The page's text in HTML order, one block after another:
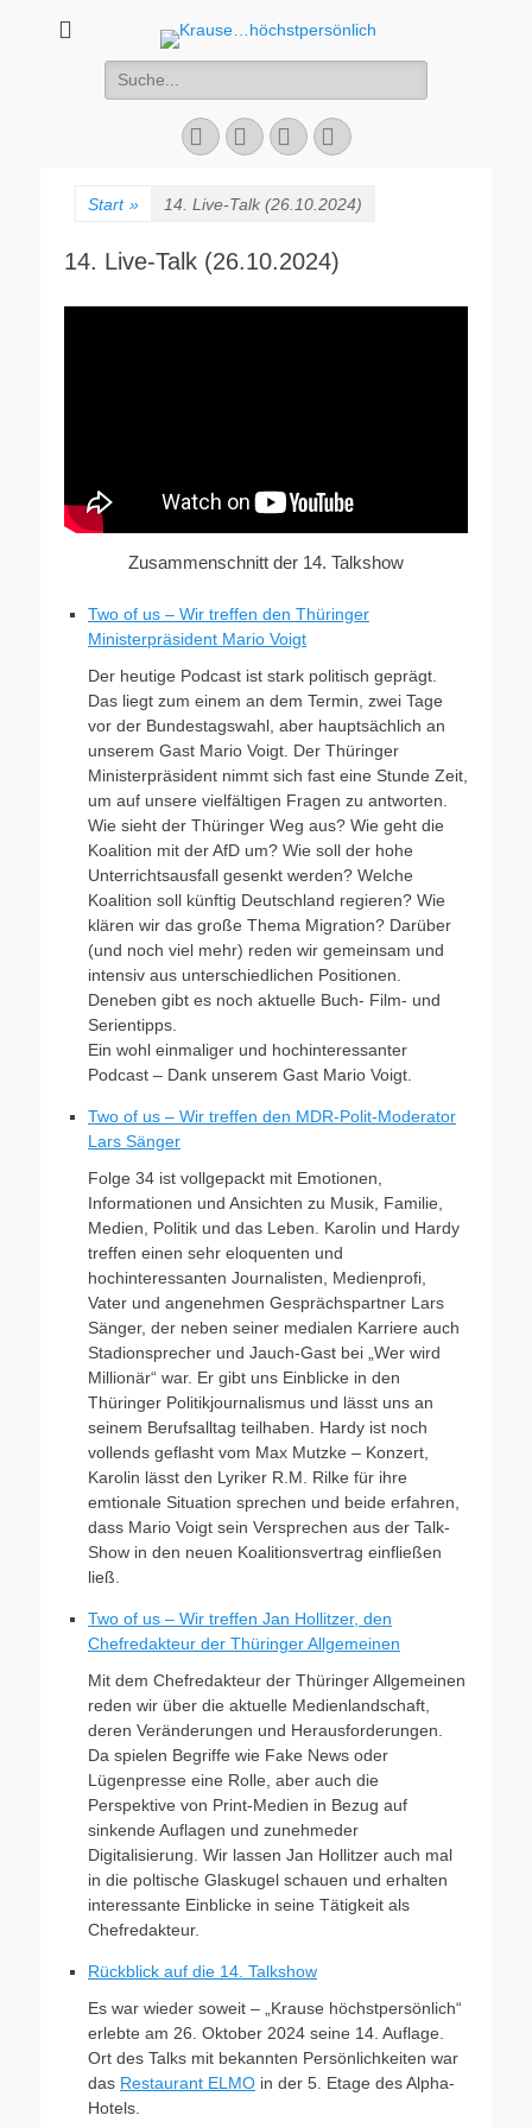
Suchen
nach:
Facebook
E-
Mail
YouTubeInstagram
Start » 14. Live-Talk (26.10.2024)
14. Live-Talk (26.10.2024)
Zusammenschnitt der 14. Talkshow
Two of us – Wir treffen den Thüringer
Ministerpräsident Mario Voigt
Der heutige Podcast ist stark politisch geprägt.
Das liegt zum einem an dem Termin, zwei Tage
vor der Bundestagswahl, aber hauptsächlich an
unserem Gast Mario Voigt. Der Thüringer
Ministerpräsident nimmt sich fast eine Stunde Zeit,
um auf unsere vielfältigen Fragen zu antworten.
Wie sieht der Thüringer Weg aus? Wie geht die
Koalition mit der AfD um? Wie soll der hohe
Unterrichtsausfall gesenkt werden? Welche
Koalition soll künftig Deutschland regieren? Wie
klären wir das große Thema Migration? Darüber
(und noch viel mehr) reden wir gemeinsam und
intensiv aus unterschiedlichen Positionen.
Deneben gibt es noch aktuelle Buch- Film- und
Serientipps.
Ein wohl einmaliger und hochinteressanter
Podcast – Dank unserem Gast Mario Voigt.
Two of us – Wir treffen den MDR-Polit-Moderator
Lars Sänger
Folge 34 ist vollgepackt mit Emotionen,
Informationen und Ansichten zu Musik, Familie,
Medien, Politik und das Leben. Karolin und Hardy
treffen einen sehr eloquenten und
hochinteressanten Journalisten, Medienprofi,
Vater und angenehmen Gesprächspartner Lars
Sänger, der neben seiner medialen Karriere auch
Stadionsprecher und Jauch-Gast bei „Wer wird
Millionär“ war. Er gibt uns Einblicke in den
Thüringer Politikjournalismus und lässt uns an
seinem Berufsalltag teilhaben. Hardy ist noch
vollends geflasht vom Max Mutzke – Konzert,
Karolin lässt den Lyriker R.M. Rilke für ihre
emtionale Situation sprechen und beide erfahren,
dass Mario Voigt sein Versprechen aus der Talk-
Show in den neuen Koalitionsvertrag einfließen
ließ.
Two of us – Wir treffen Jan Hollitzer, den
Chefredakteur der Thüringer Allgemeinen
Mit dem Chefredakteur der Thüringer Allgemeinen
reden wir über die aktuelle Medienlandschaft,
deren Veränderungen und Herausforderungen.
Da spielen Begriffe wie Fake News oder
Lügenpresse eine Rolle, aber auch die
Perspektive von Print-Medien in Bezug auf
sinkende Auflagen und zunehmeder
Digitalisierung. Wir lassen Jan Hollitzer auch mal
in die poltische Glaskugel schauen und erhalten
interessante Einblicke in seine Tätigkeit als
Chefredakteur.
Rückblick auf die 14. Talkshow
Es war wieder soweit – „Krause höchstpersönlich“
erlebte am 26. Oktober 2024 seine 14. Auflage.
Ort des Talks mit bekannten Persönlichkeiten war
das Restaurant ELMO in der 5. Etage des Alpha-
Hotels.